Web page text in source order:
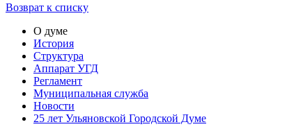
Возврат к списку
О думе
История
Структура
Аппарат УГД
Регламент
Муниципальная служба
Новости
25 лет Ульяновской Городской Думе